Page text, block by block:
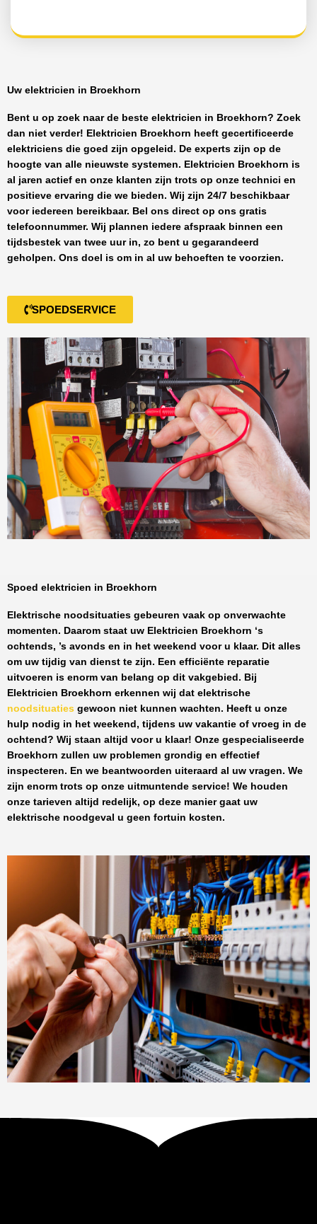
Uw elektricien in Broekhorn
Bent u op zoek naar de beste elektricien in Broekhorn? Zoek
dan niet verder! Elektricien Broekhorn heeft gecertificeerde
elektriciens die goed zijn opgeleid. De experts zijn op de
hoogte van alle nieuwste systemen. Elektricien Broekhorn is
al jaren actief en onze klanten zijn trots op onze technici en
positieve ervaring die we bieden. Wij zijn 24/7 beschikbaar
voor iedereen bereikbaar. Bel ons direct op ons gratis
telefoonnummer. Wij plannen iedere afspraak binnen een
tijdsbestek van twee uur in, zo bent u gegarandeerd
geholpen. Ons doel is om in al uw behoeften te voorzien.
SPOEDSERVICE
Spoed elektricien in Broekhorn
Elektrische noodsituaties gebeuren vaak op onverwachte
momenten. Daarom staat uw Elektricien Broekhorn ‘s
ochtends, ’s avonds en in het weekend voor u klaar. Dit alles
om uw tijdig van dienst te zijn. Een efficiënte reparatie
uitvoeren is enorm van belang op dit vakgebied. Bij
Elektricien Broekhorn erkennen wij dat elektrische
noodsituaties gewoon niet kunnen wachten. Heeft u onze
hulp nodig in het weekend, tijdens uw vakantie of vroeg in de
ochtend? Wij staan altijd voor u klaar! Onze gespecialiseerde
Broekhorn zullen uw problemen grondig en effectief
inspecteren. En we beantwoorden uiteraard al uw vragen. We
zijn enorm trots op onze uitmuntende service! We houden
onze tarieven altijd redelijk, op deze manier gaat uw
elektrische noodgeval u geen fortuin kosten.